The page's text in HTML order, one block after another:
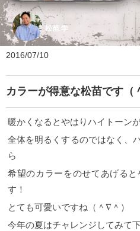
松苗 学
2016/07/10
カラーが得意な松苗です（
暖かくなるとやはりハイトーン
全体を明るくするのではなく、
ら
希望のカラーをのせてあげる
す！
とても可愛いですね（＾∇＾）
今年の夏はチャレンジしてみて